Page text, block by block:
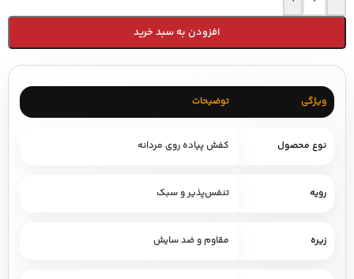
افزودن به سبد خرید
ویژگی توضیحات
نوع محصول کفش پیاده روی مردانه
رویه تنفس‌پذیر و سبک
زیره مقاوم و ضد سایش